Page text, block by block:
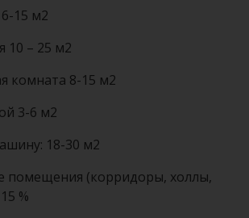
15 м2
10 – 25 м2
комната 8-15 м2
3-6 м2
18-30 м2
помещения (корридоры, холлы,
%